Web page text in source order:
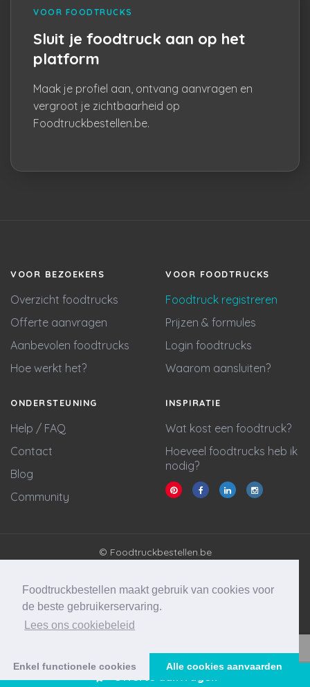
Foodtruckbestellen maakt gebruik van cookies voor
de beste gebruikerservaring.
Lees ons cookiebeleid
Enkel functionele cookies Alle cookies aanvaarden
Offerte aanvragen
VOOR FOODTRUCKS
Sluit je foodtruck aan op het
platform
Maak je profiel aan, ontvang aanvragen en
vergroot je zichtbaarheid op
Foodtruckbestellen.be.
VOOR BEZOEKERS
Overzicht foodtrucks
Offerte aanvragen
Aanbevolen foodtrucks
Hoe werkt het?
VOOR FOODTRUCKS
Foodtruck registreren
Prijzen & formules
Login foodtrucks
Waarom aansluiten?
ONDERSTEUNING
Help / FAQ
Contact
Blog
Community
INSPIRATIE
Wat kost een foodtruck?
Hoeveel foodtrucks heb ik
nodig?
© Foodtruckbestellen.be
Cookie statement
Website & marketing door